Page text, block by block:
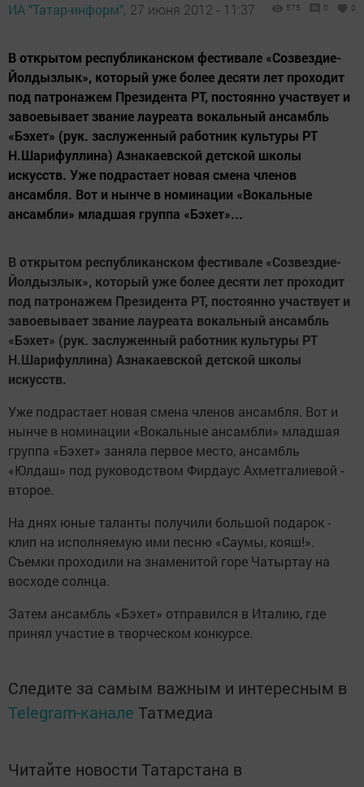
ИА "Татар-информ", 27 июня 2012 - 11:37 575 0 0
В открытом республиканском фестивале «Созвездие-
Йолдызлык», который уже более десяти лет проходит
под патронажем Президента РТ, постоянно участвует и
завоевывает звание лауреата вокальный ансамбль
«Бэхет» (рук. заслуженный работник культуры РТ
Н.Шарифуллина) Азнакаевской детской школы
искусств. Уже подрастает новая смена членов
ансамбля. Вот и нынче в номинации «Вокальные
ансамбли» младшая группа «Бэхет»...
В открытом республиканском фестивале «Созвездие-
Йолдызлык», который уже более десяти лет проходит
под патронажем Президента РТ, постоянно участвует и
завоевывает звание лауреата вокальный ансамбль
«Бэхет» (рук. заслуженный работник культуры РТ
Н.Шарифуллина) Азнакаевской детской школы
искусств.
Уже подрастает новая смена членов ансамбля. Вот и
нынче в номинации «Вокальные ансамбли» младшая
группа «Бэхет» заняла первое место, ансамбль
«Юлдаш» под руководством Фирдаус Ахметгалиевой -
второе.
На днях юные таланты получили большой подарок -
клип на исполняемую ими песню «Саумы, кояш!».
Съемки проходили на знаменитой горе Чатыртay на
восходе солнца.
Затем ансамбль «Бэхет» отправился в Италию, где
принял участие в творческом конкурсе.
Следите за самым важным и интересным в
Telegram-канале Татмедиа
Читайте новости Татарстана в